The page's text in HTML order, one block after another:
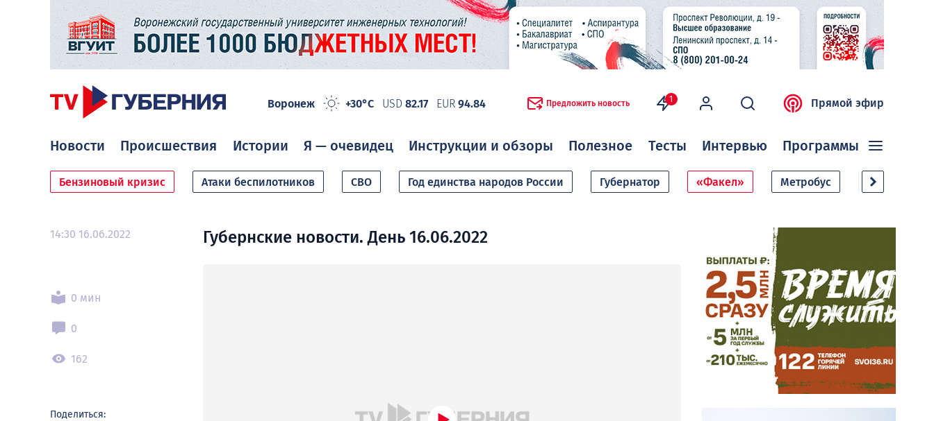
Воронеж +30°C USD 82.17 EUR 94.84 Предложить новость 1 Прямой эфир
Новости Происшествия Истории Я — очевидец Инструкции и обзоры Полезное Тесты Интервью Программы
Бензиновый кризис Атаки беспилотников СВО Год единства народов России Губернатор «Факел» Метробус Дачный
14:30 16.06.2022
0 мин
0
162
Поделиться:
Губернские новости. День 16.06.2022